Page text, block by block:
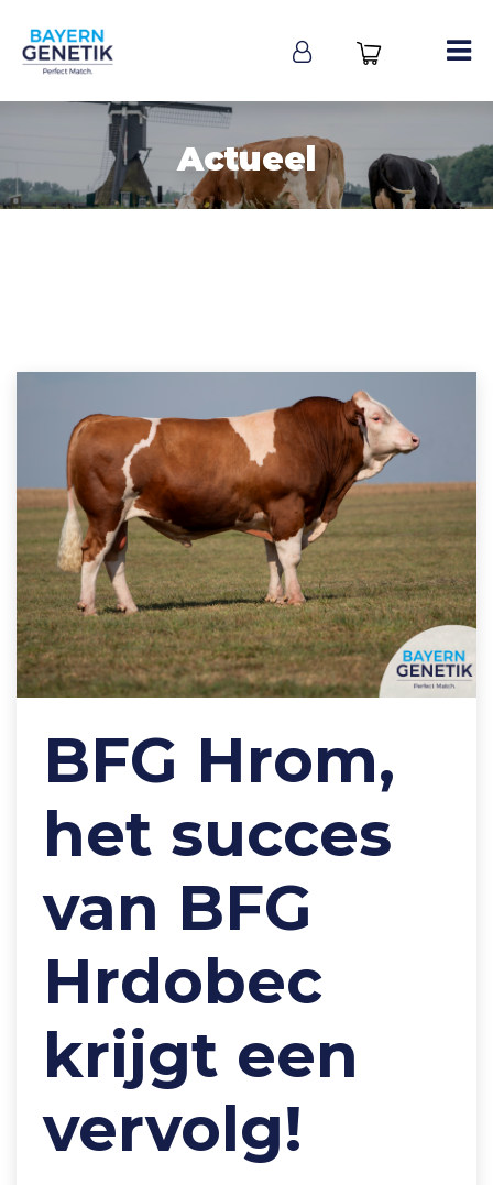
Actueel
BFG Hrom,
het succes
van BFG
Hrdobec
krijgt een
vervolg!